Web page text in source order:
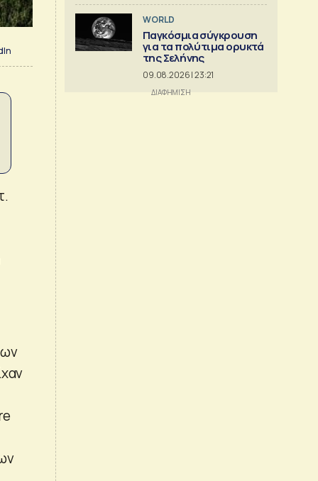
WORLD
Παγκόσμια σύγκρουση
για τα πολύτιμα ορυκτά
της Σελήνης
09.08.2026 | 23:21